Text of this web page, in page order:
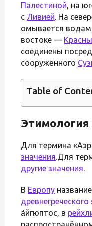
Палестиной, на
с Ливией. На
омывается
востоке —
соединены
сооружённого
Table of
Этимология
Для термина
значения.Для
другие значения.
В Европу
древнегреческого
а́йгюптос, в